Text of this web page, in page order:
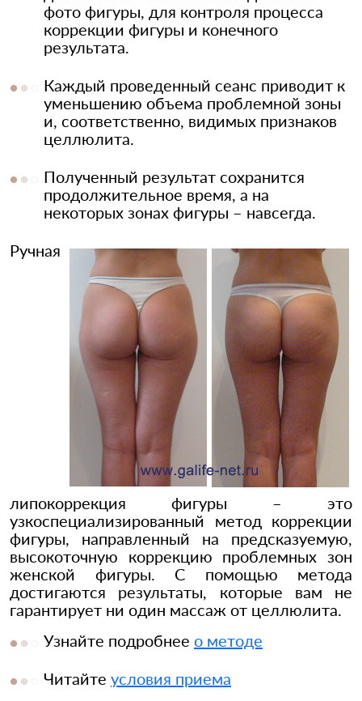
фото фигуры, для контроля процесса
коррекции фигуры и конечного
результата.
Каждый проведенный сеанс приводит к
уменьшению объема проблемной зоны
и, соответственно, видимых признаков
целлюлита.
Полученный результат сохранится
продолжительное время, а на
некоторых зонах фигуры – навсегда.
Ручная
липокоррекция фигуры – это
узкоспециализированный метод коррекции
фигуры, направленный на предсказуемую,
высокоточную коррекцию проблемных зон
женской фигуры. С помощью метода
достигаются результаты, которые вам не
гарантирует ни один массаж от целлюлита.
Узнайте подробнее о методе
Читайте условия приема